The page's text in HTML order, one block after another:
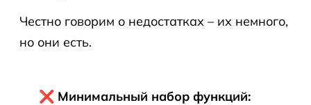
Честно говорим о недостатках – их немного,
но они есть.
❌ Минимальный набор функций: